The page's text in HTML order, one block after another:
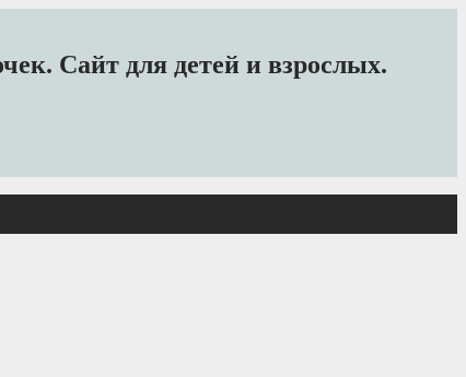
Сайт для детей и взрослых.